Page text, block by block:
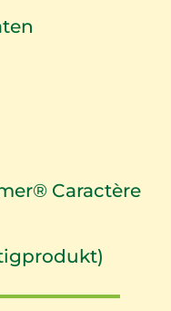
Caractère